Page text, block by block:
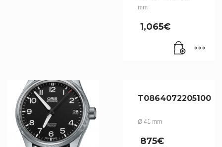
mm
1,065€
T0864072205100
Ø 41 mm
875€